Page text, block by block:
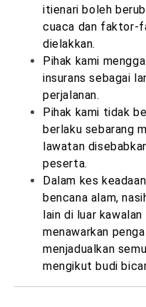
itienari boleh
cuaca dan faktor-
dielakkan.
Pihak kami
insurans sebagai
perjalanan.
Pihak kami tidak
berlaku sebarang
lawatan
peserta.
Dalam kes
bencana alam,
lain di luar
menawarkan
menjadualkan
mengikut budi